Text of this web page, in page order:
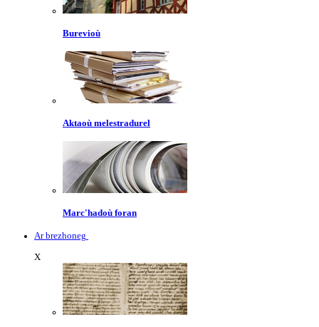
Burevioù
Aktaoù melestradurel
Marc'hadoù foran
Ar brezhoneg
X